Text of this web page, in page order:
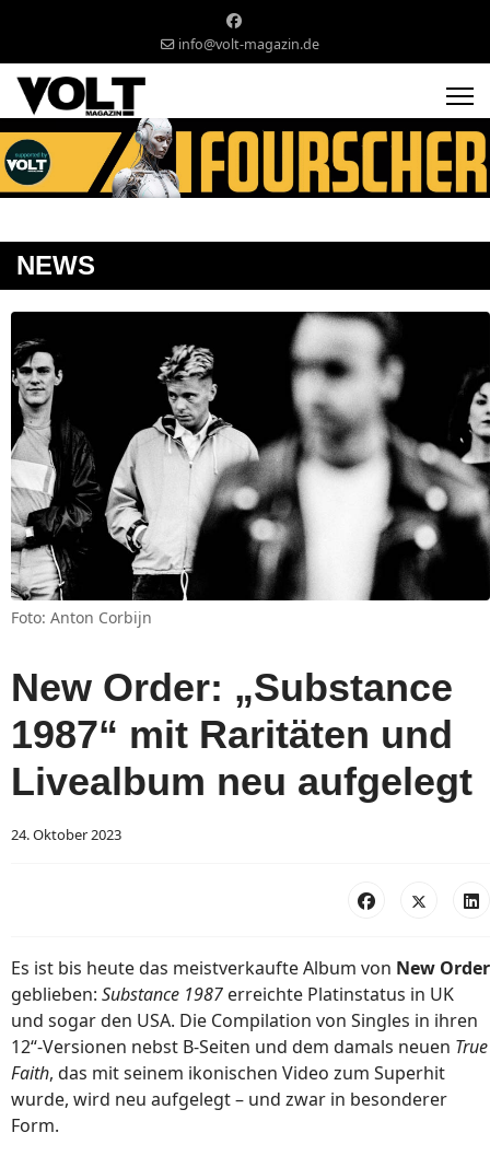
info@volt-magazin.de
NEWS
Foto: Anton Corbijn
New Order: „Substance
1987“ mit Raritäten und
Livealbum neu aufgelegt
24. Oktober 2023
Es ist bis heute das meistverkaufte Album von New Order
geblieben: Substance 1987 erreichte Platinstatus in UK
und sogar den USA. Die Compilation von Singles in ihren
12“-Versionen nebst B-Seiten und dem damals neuen True
Faith, das mit seinem ikonischen Video zum Superhit
wurde, wird neu aufgelegt – und zwar in besonderer
Form.